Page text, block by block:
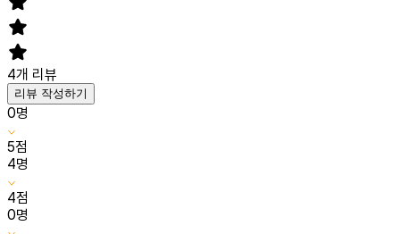
4개 리뷰
리뷰 작성하기
0명
5점
4명
4점
0명